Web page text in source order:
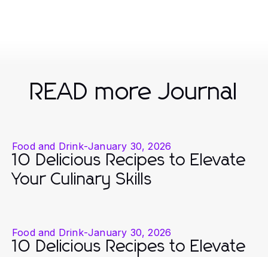
READ more Journal
Food and Drink-January 30, 2026
10 Delicious Recipes to Elevate
Your Culinary Skills
Food and Drink-January 30, 2026
10 Delicious Recipes to Elevate